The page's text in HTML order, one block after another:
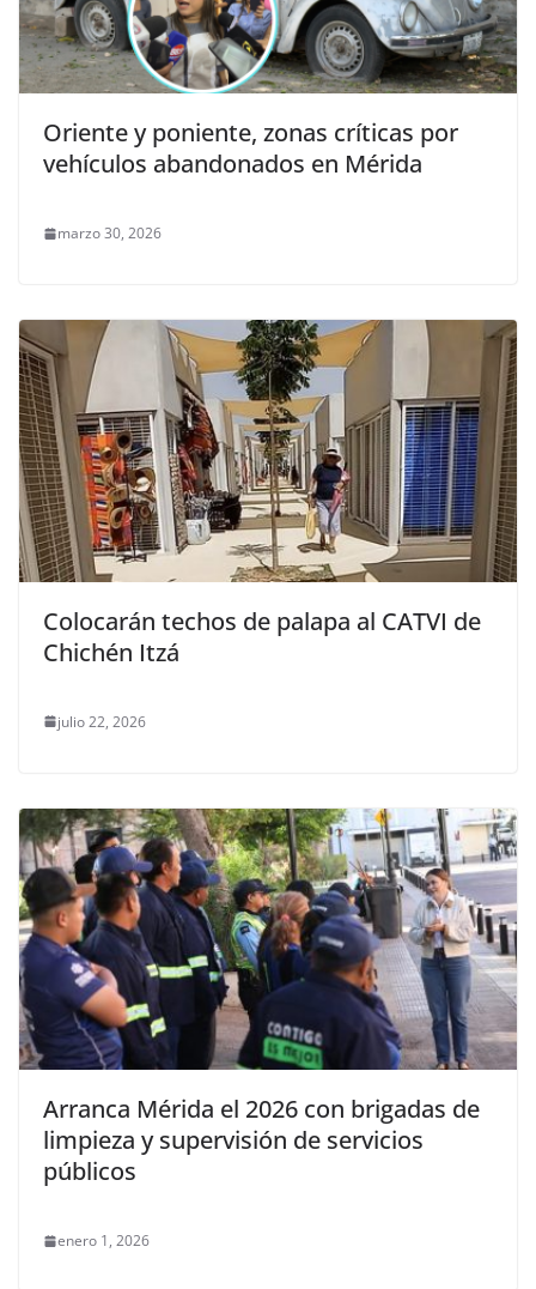
Oriente y poniente, zonas críticas por
vehículos abandonados en Mérida
marzo 30, 2026
Colocarán techos de palapa al CATVI de
Chichén Itzá
julio 22, 2026
Arranca Mérida el 2026 con brigadas de
limpieza y supervisión de servicios
públicos
enero 1, 2026